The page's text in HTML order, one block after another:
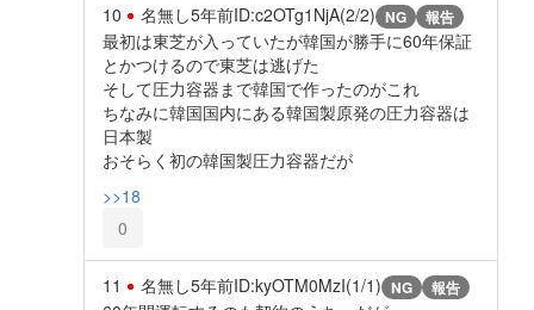
10 名無し5年前ID:c2OTg1NjA(2/2) NG 報告
最初は東芝が入っていたが韓国が勝手に60年保証
とかつけるので東芝は逃げた
そして圧力容器まで韓国で作ったのがこれ
ちなみに韓国国内にある韓国製原発の圧力容器は
日本製
おそらく初の韓国製圧力容器だが
>>18
0
11 名無し5年前ID:kyOTM0MzI(1/1) NG 報告